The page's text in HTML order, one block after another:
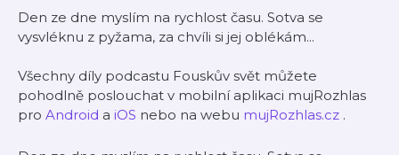
Den ze dne myslím na rychlost času. Sotva se
vysvléknu z pyžama, za chvíli si jej oblékám...
Všechny díly podcastu Fouskův svět můžete
pohodlně poslouchat v mobilní aplikaci mujRozhlas
pro Android a iOS nebo na webu mujRozhlas.cz .